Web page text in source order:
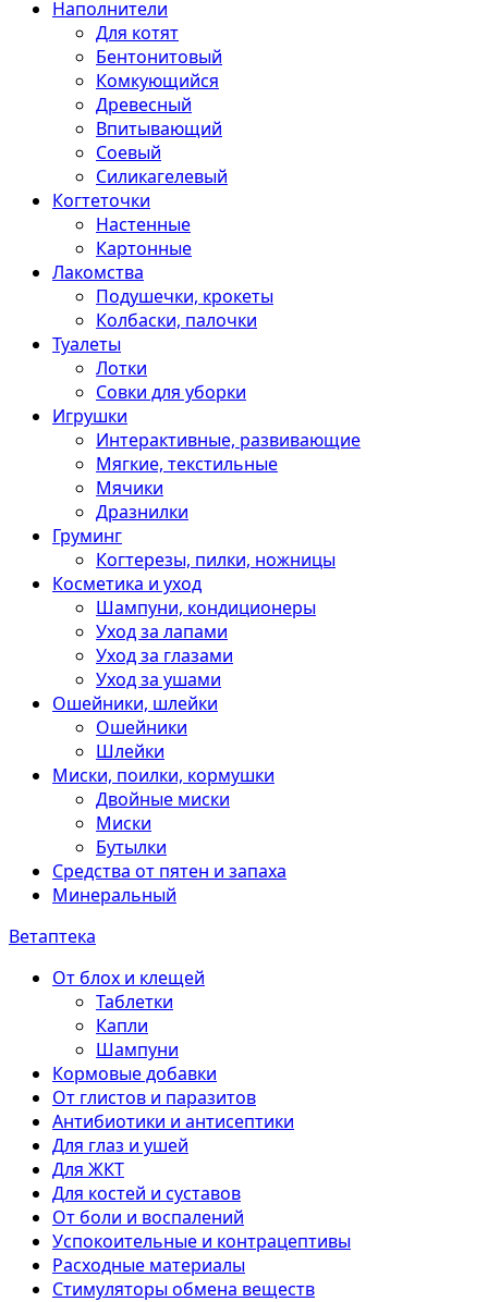
Наполнители
Для котят
Бентонитовый
Комкующийся
Древесный
Впитывающий
Соевый
Силикагелевый
Когтеточки
Настенные
Картонные
Лакомства
Подушечки, крокеты
Колбаски, палочки
Туалеты
Лотки
Совки для уборки
Игрушки
Интерактивные, развивающие
Мягкие, текстильные
Мячики
Дразнилки
Груминг
Когтерезы, пилки, ножницы
Косметика и уход
Шампуни, кондиционеры
Уход за лапами
Уход за глазами
Уход за ушами
Ошейники, шлейки
Ошейники
Шлейки
Миски, поилки, кормушки
Двойные миски
Миски
Бутылки
Средства от пятен и запаха
Минеральный
Ветаптека
От блох и клещей
Таблетки
Капли
Шампуни
Кормовые добавки
От глистов и паразитов
Антибиотики и антисептики
Для глаз и ушей
Для ЖКТ
Для костей и суставов
От боли и воспалений
Успокоительные и контрацептивы
Расходные материалы
Стимуляторы обмена веществ